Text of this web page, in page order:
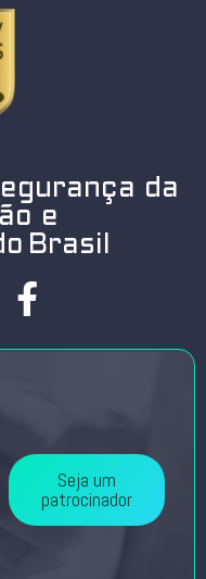
da
e
Brasil
Seja um
patrocinador